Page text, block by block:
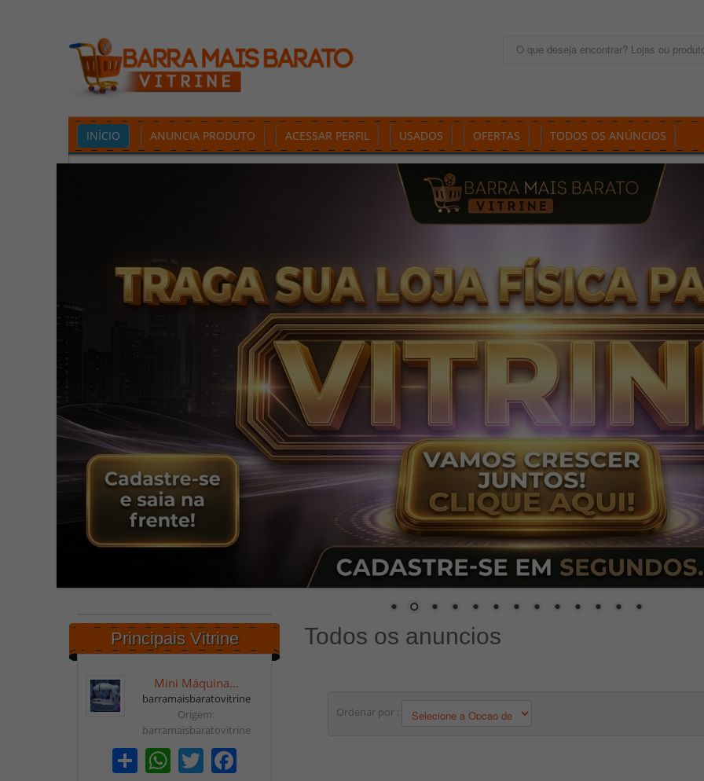
INÍCIO ANUNCIA PRODUTO ACESSAR PERFIL USADOS OFERTAS TODOS OS ANÚNCIOS
Principais Vitrine
Mini Máquina...
barramaisbaratovitrine
Origem:
barramaisbaratovitrine
Share WhatsAppTwitter Facebook
Todos os anuncios
Ordenar por :